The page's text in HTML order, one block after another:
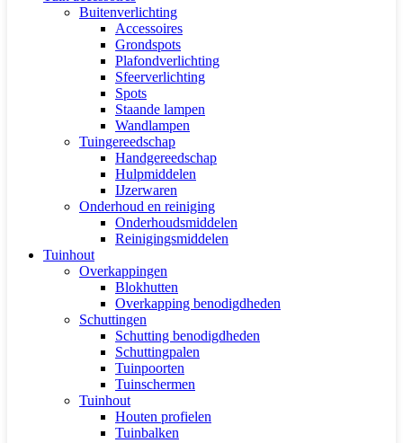
Buitenverlichting
Accessoires
Grondspots
Plafondverlichting
Sfeerverlichting
Spots
Staande lampen
Wandlampen
Tuingereedschap
Handgereedschap
Hulpmiddelen
IJzerwaren
Onderhoud en reiniging
Onderhoudsmiddelen
Reinigingsmiddelen
Tuinhout
Overkappingen
Blokhutten
Overkapping benodigdheden
Schuttingen
Schutting benodigdheden
Schuttingpalen
Tuinpoorten
Tuinschermen
Tuinhout
Houten profielen
Tuinbalken